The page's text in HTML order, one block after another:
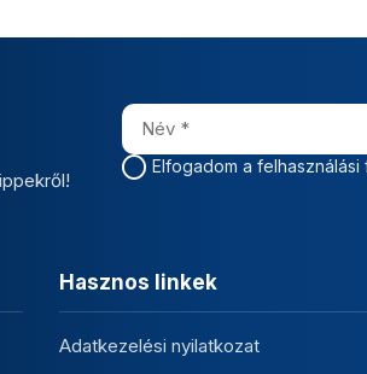
Elfogadom a
Hasznos linkek
Adatkezelési nyilatkozat